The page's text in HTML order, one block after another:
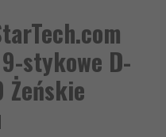
stykowe D-
Żeńskie